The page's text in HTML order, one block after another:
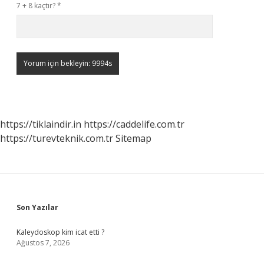
7 + 8 kaçtır?*
https://tiklaindir.in https://caddelife.com.tr
https://turevteknik.com.trSitemap
Sidebar
Son Yazılar
Kaleydoskop kim icat etti ?
Ağustos 7, 2026